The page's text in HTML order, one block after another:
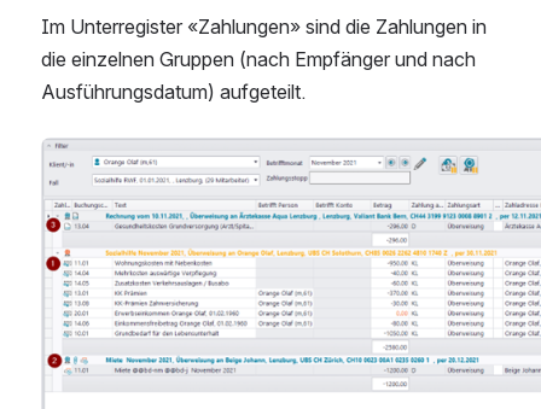
Im Unterregister «Zahlungen» sind die Zahlungen in
die einzelnen Gruppen (nach Empfänger und nach
Ausführungsdatum) aufgeteilt.
Open